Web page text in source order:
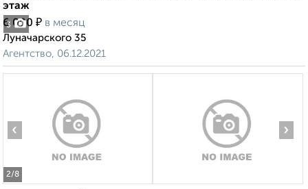
3
этаж
6 000 ₽ в месяц
Луначарского 35
Агентство, 06.12.2021
2/8
‹ ›